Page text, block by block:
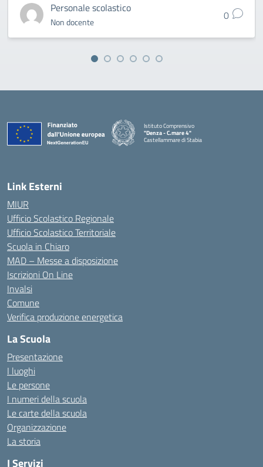
Personale scolastico
Non docente 0
Istituto Comprensivo
"Denza - C.mare 4"
Castellammare di Stabia
Link Esterni
MIUR
Ufficio Scolastico Regionale
Ufficio Scolastico Territoriale
Scuola in Chiaro
MAD – Messe a disposizione
Iscrizioni On Line
Invalsi
Comune
Verifica produzione energetica
La Scuola
Presentazione
I luoghi
Le persone
I numeri della scuola
Le carte della scuola
Organizzazione
La storia
I Servizi